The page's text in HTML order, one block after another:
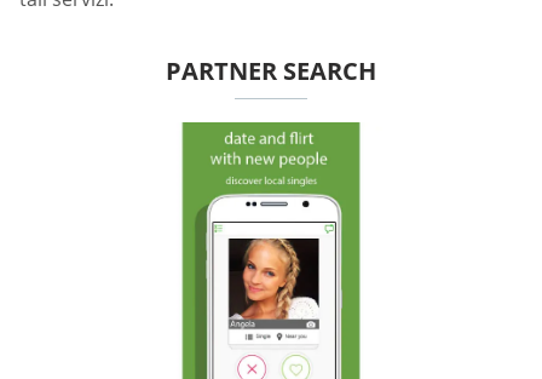
PARTNER SEARCH